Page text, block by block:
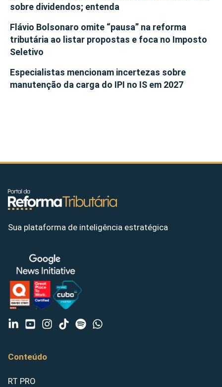
sobre dividendos; entenda
Flávio Bolsonaro omite “pausa” na reforma
tributária ao listar propostas e foca no Imposto
Seletivo
Especialistas mencionam incertezas sobre
manutenção da carga do IPI no IS em 2027
Sua plataforma de inteligência estratégica
Conteúdo
RT PRO